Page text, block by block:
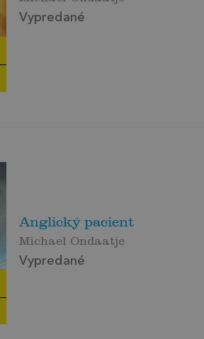
Vypredané
Anglický pacient
Michael Ondaatje
Vypredané